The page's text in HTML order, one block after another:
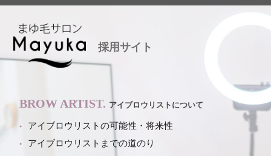
採用サイト
BROW ARTIST. アイブロウリストについて
アイブロウリストの可能性・将来性
アイブロウリストまでの道のり